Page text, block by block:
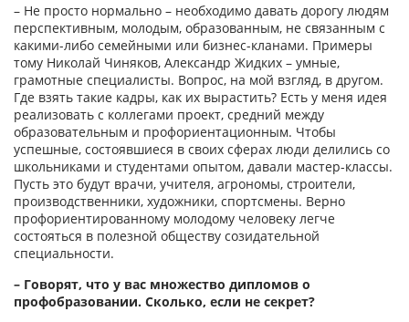
– Не просто нормально – необходимо давать дорогу людям
перспективным, молодым, образованным, не связанным с
какими-либо семейными или бизнес-кланами. Примеры
тому Николай Чиняков, Александр Жидких – умные,
грамотные специалисты. Вопрос, на мой взгляд, в другом.
Где взять такие кадры, как их вырастить? Есть у меня идея
реализовать с коллегами проект, средний между
образовательным и профориентационным. Чтобы
успешные, состоявшиеся в своих сферах люди делились со
школьниками и студентами опытом, давали мастер-классы.
Пусть это будут врачи, учителя, агрономы, строители,
производственники, художники, спортсмены. Верно
профориентированному молодому человеку легче
состояться в полезной обществу созидательной
специальности.
– Говорят, что у вас множество дипломов о
профобразовании. Сколько, если не секрет?